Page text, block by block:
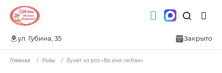
ул. Губина, 35 Закрыто
Главная Розы Букет из роз «Во имя любви»